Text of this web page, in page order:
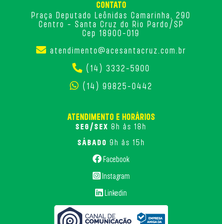
CONTATO
Praça Deputado Leônidas Camarinha, 290
Centro - Santa Cruz do Rio Pardo/SP
Cep 18900-019
atendimento@acesantacruz.com.br
(14) 3332-5900
(14) 99825-0442
ATENDIMENTO E HORÁRIOS
SEG/SEX 8h às 18h
SÁBADO 9h às 15h
Facebook
Instagram
Linkedin